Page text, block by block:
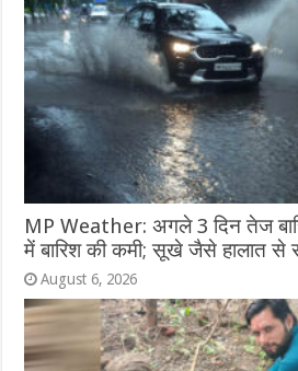
MP Weather: अगले 3 दिन तेज
में बारिश की कमी; सूखे जैसे हालात से
August 6, 2026